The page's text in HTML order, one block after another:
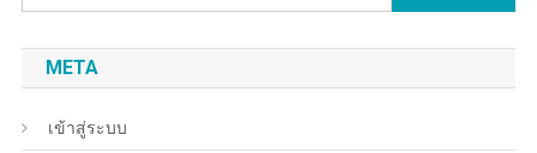
สำหรับ:
META
เข้าสู่ระบบ